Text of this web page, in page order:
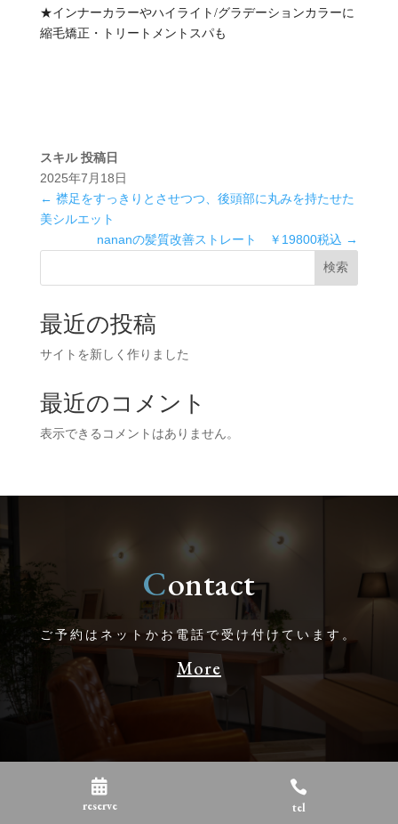
★インナーカラーやハイライト/グラデーションカラーに
縮毛矯正・トリートメントスパも
スキル 投稿日
2025年7月18日
← 襟足をすっきりとさせつつ、後頭部に丸みを持たせた
美シルエット
nananの髪質改善ストレート ￥19800税込 →
検索
最近の投稿
サイトを新しく作りました
最近のコメント
表示できるコメントはありません。
Contact
ご予約はネットかお電話で受け付けています。
More

reserve

tel